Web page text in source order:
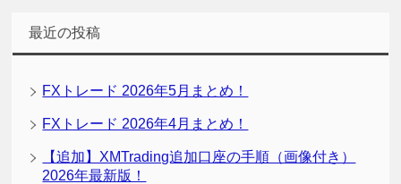
最近の投稿
FXトレード 2026年5月まとめ！
FXトレード 2026年4月まとめ！
【追加】XMTrading追加口座の手順（画像付き）
2026年最新版！